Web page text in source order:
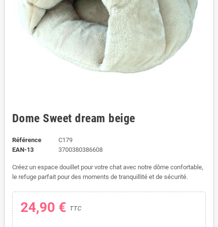
Dome Sweet dream beige
Référence
C179
EAN-13
3700380386608
Créez un espace douillet pour votre chat avec notre dôme confortable,
le refuge parfait pour des moments de tranquillité et de sécurité.
24,90 € TTC